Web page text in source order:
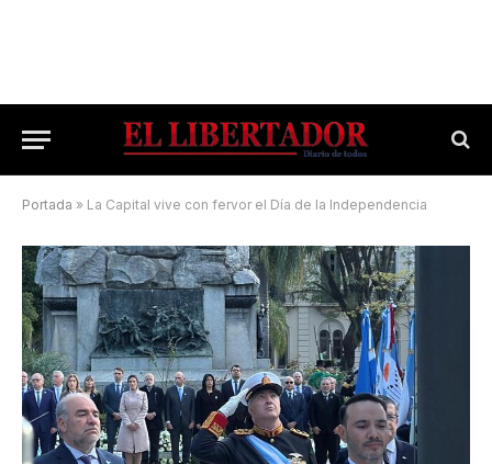
Portada » La Capital vive con fervor el Día de la Independencia